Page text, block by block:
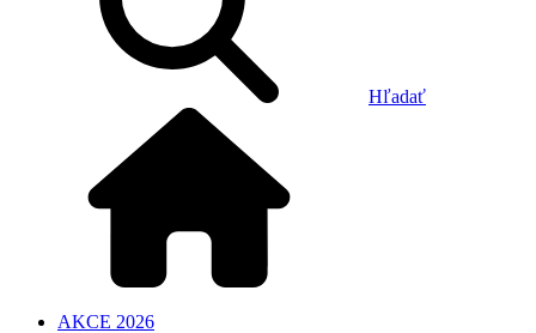
Hľadať
AKCE 2026